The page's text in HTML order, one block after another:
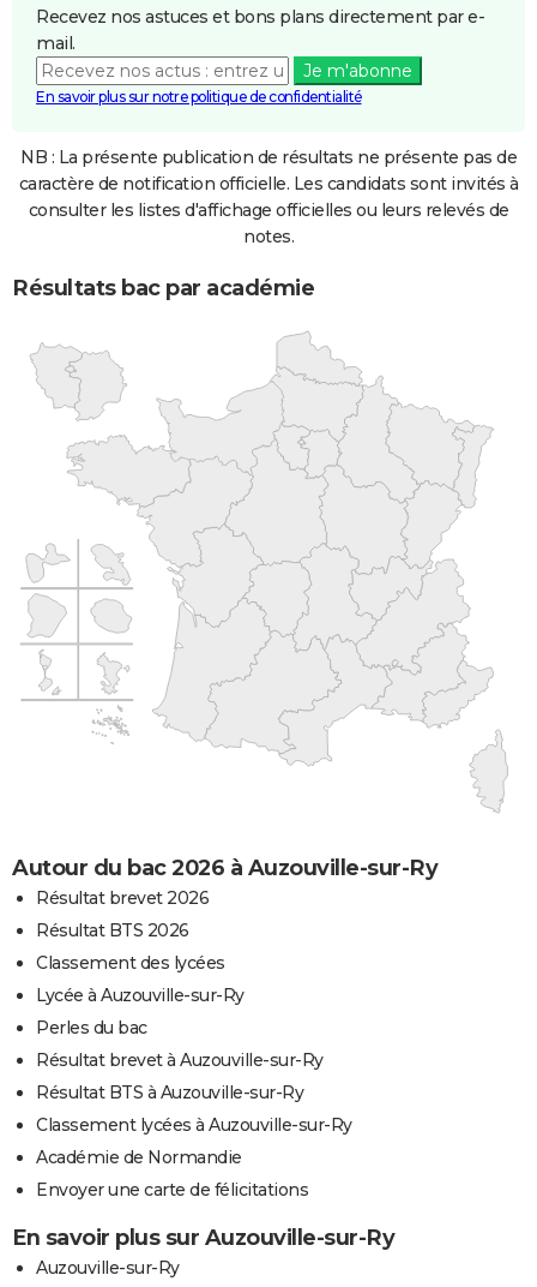
Recevez nos astuces et bons plans directement par e-
mail.
Je m'abonne
En savoir plus sur notre politique de confidentialité
NB : La présente publication de résultats ne présente pas de
caractère de notification officielle. Les candidats sont invités à
consulter les listes d'affichage officielles ou leurs relevés de
notes.
Résultats bac par académie
Autour du bac 2026 à Auzouville-sur-Ry
Résultat brevet 2026
Résultat BTS 2026
Classement des lycées
Lycée à Auzouville-sur-Ry
Perles du bac
Résultat brevet à Auzouville-sur-Ry
Résultat BTS à Auzouville-sur-Ry
Classement lycées à Auzouville-sur-Ry
Académie de Normandie
Envoyer une carte de félicitations
En savoir plus sur Auzouville-sur-Ry
Auzouville-sur-Ry